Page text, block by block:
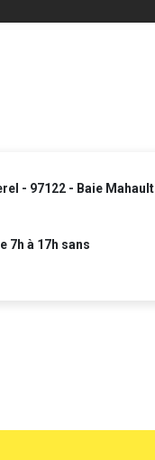
- 97122 - Baie Mahault
7h à 17h sans